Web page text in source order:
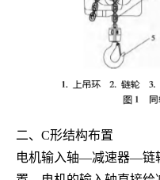
二、 C形结构布置
电机输入轴—减速器—链